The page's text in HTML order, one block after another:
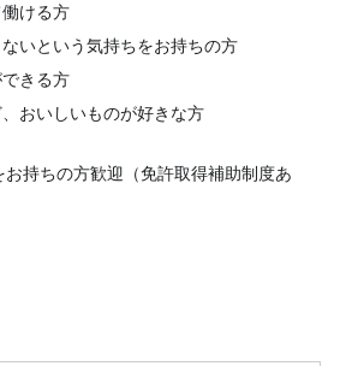
ける方
いという気持ちをお持ちの方
きる方
おいしいものが好きな方
持ちの方歓迎（免許取得補助制度あ